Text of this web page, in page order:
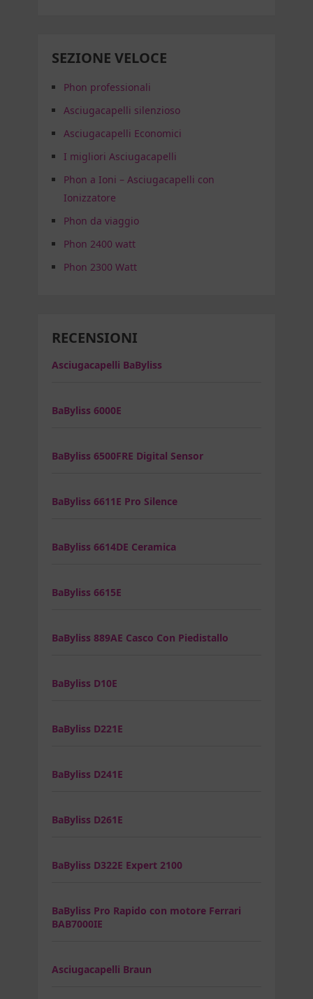
SEZIONE VELOCE
Phon professionali
Asciugacapelli silenzioso
Asciugacapelli Economici
I migliori Asciugacapelli
Phon a Ioni – Asciugacapelli con
Ionizzatore
Phon da viaggio
Phon 2400 watt
Phon 2300 Watt
RECENSIONI
Asciugacapelli BaByliss
BaByliss 6000E
BaByliss 6500FRE Digital Sensor
BaByliss 6611E Pro Silence
BaByliss 6614DE Ceramica
BaByliss 6615E
BaByliss 889AE Casco Con Piedistallo
BaByliss D10E
BaByliss D221E
BaByliss D241E
BaByliss D261E
BaByliss D322E Expert 2100
BaByliss Pro Rapido con motore Ferrari
BAB7000IE
Asciugacapelli Braun